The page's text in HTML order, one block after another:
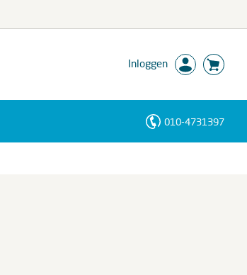
Inloggen
010-4731397